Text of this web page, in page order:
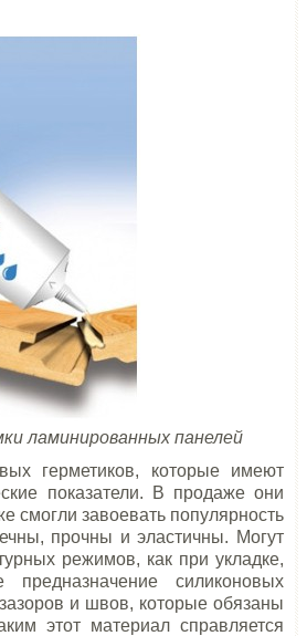
ламинированных панелей
герметиков, которые имеют
показатели. В продаже они
смогли завоевать популярность
прочны и эластичны. Могут
режимов, как при укладке,
силиконовых
и швов, которые обязаны
этот материал справляется